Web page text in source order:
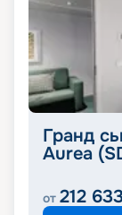
Гранд
Aurea
от 212